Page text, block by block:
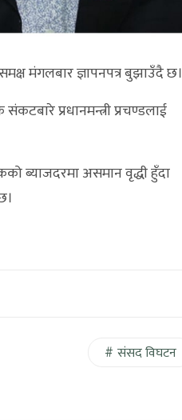
मंगलबार ज्ञापनपत्र बुझाउँदै छ।
प्रधानमन्त्री प्रचण्डलाई
ब्याजदरमा असमान वृद्धी हुँदा
संसद विघटन